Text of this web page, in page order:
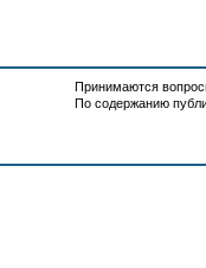
Принимаются
По содержанию